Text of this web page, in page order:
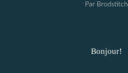
Par Brodstitch
Bonjour!